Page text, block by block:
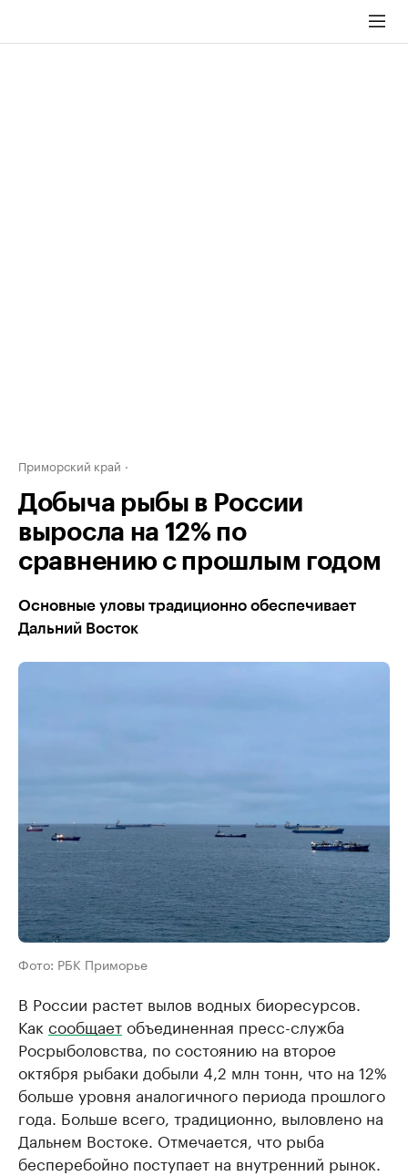
Приморский край
Добыча рыбы в России
выросла на 12% по
сравнению с прошлым годом
Основные уловы традиционно обеспечивает
Дальний Восток
Фото: РБК Приморье
В России растет вылов водных биоресурсов.
Как сообщаетобъединенная пресс-служба
Росрыболовства, по состоянию на второе
октября рыбаки добыли 4,2 млн тонн, что на 12%
больше уровня аналогичного периода прошлого
года. Больше всего, традиционно, выловлено на
Дальнем Востоке. Отмечается, что рыба
бесперебойно поступает на внутренний рынок.